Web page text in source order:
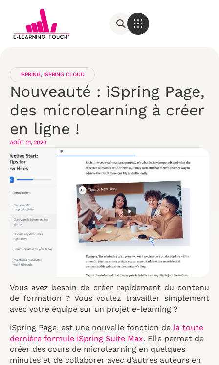
ISPRING, ISPRING CLOUD
Nouveauté : iSpring Page,
des microlearning à créer
en ligne !
AOÛT 21, 2020
Vous avez besoin de créer rapidement du contenu
de formation ? Vous voulez travailler simplement
avec votre équipe sur un projet e-learning ?
iSpring Page, est une nouvelle fonction de la toute
dernière formule iSpring Suite Max. Elle permet de
créer des cours de microlearning en quelques
minutes et de collaborer avec d’autres auteurs en